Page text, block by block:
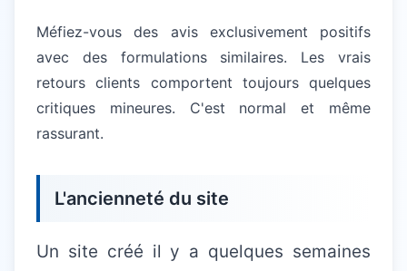
Méfiez-vous des avis exclusivement positifs
avec des formulations similaires. Les vrais
retours clients comportent toujours quelques
critiques mineures. C'est normal et même
rassurant.
L'ancienneté du site
Un site créé il y a quelques semaines